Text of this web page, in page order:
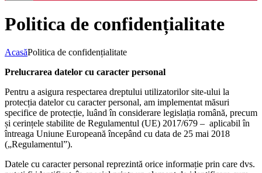
Politica de confidențialitate
AcasăPolitica de confidențialitate
Prelucrarea datelor cu caracter personal
Pentru a asigura respectarea dreptului utilizatorilor site-ului la
protecția datelor cu caracter personal, am implementat măsuri
specifice de protecție, luând în considerare legislația română, precum
și cerințele stabilite de Regulamentul (UE) 2017/679 – aplicabil în
întreaga Uniune Europeană începând cu data de 25 mai 2018
(„Regulamentul”).
Datele cu caracter personal reprezintă orice informație prin care dvs.